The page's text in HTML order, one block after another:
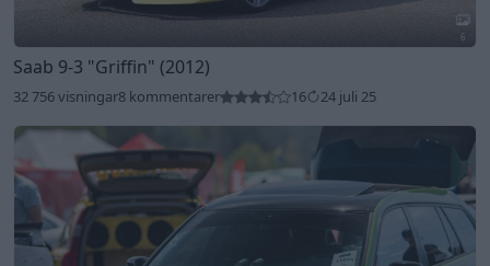
6
Saab 9-3 "Griffin" (2012)
32 756 visningar8 kommentarer 16 24 juli 25